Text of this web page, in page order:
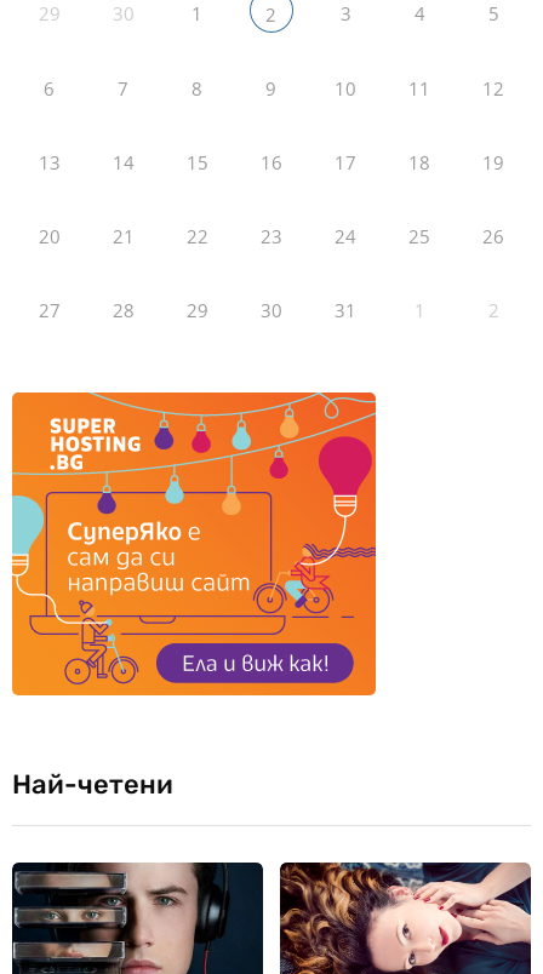
29 30 1 2 3 4 5
6 7 8 9 10 11 12
13 14 15 16 17 18 19
20 21 22 23 24 25 26
27 28 29 30 31 1 2
Най-четени